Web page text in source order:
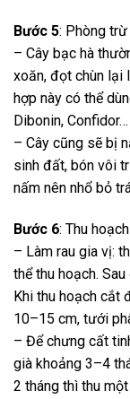
Bước 5: Phòng
– Cây bạc hà
xoăn, đọt chùn lại
hợp này có thể
Dibonin, Confidor…
– Cây cũng sẽ bị
sinh đất, bón vôi
nấm nên nhổ bỏ
Bước 6: Thu hoạch
– Làm rau gia vị:
thể thu hoạch.
Khi thu hoạch cắt
10–15 cm, tưới
– Để chưng cất
già khoảng 3–4
2 tháng thì thu